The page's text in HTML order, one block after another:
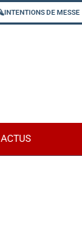
INTENTIONS DE MESSE
ACTUS